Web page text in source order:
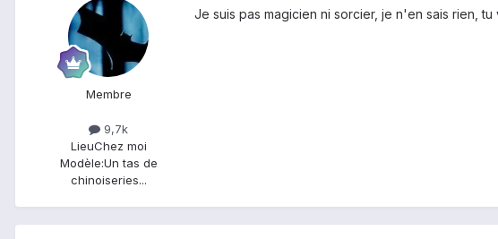
Membre
9,7k
LieuChez moi
Modèle:Un tas de
chinoiseries...
Je suis pas magicien ni sorcier, je n'en sais rien,